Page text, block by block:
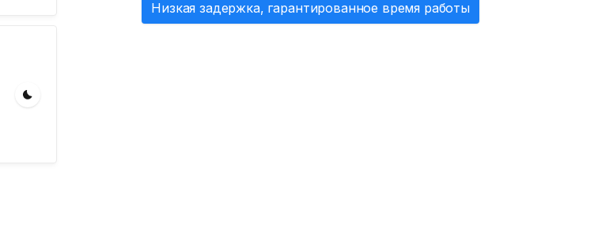
Низкая задержка, гарантированное время работы